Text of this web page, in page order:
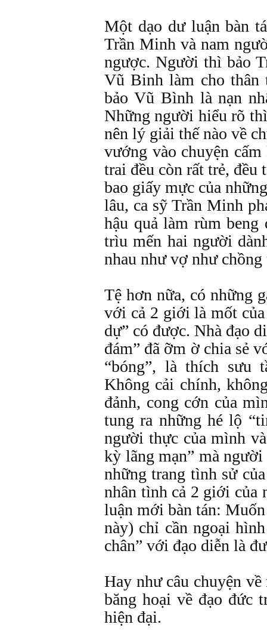
Một dạo dư luận bàn
Trần Minh và nam
ngược. Người thì bảo
Vũ Binh làm cho thân
bảo Vũ Bình là nạn
Những người hiểu rõ
nên lý giải thế nào về
vướng vào chuyện
trai đều còn rất trẻ,
bao giấy mực của
lâu, ca sỹ Trần Minh
hậu quả làm rùm
trìu mến hai người
nhau như vợ như
Tệ hơn nữa, có những
với cả 2 giới là mốt
dự” có được. Nhà đạo
đám” đã ỡm ờ chia sẻ
“bóng”, là thích sưu
Không cải chính,
đảnh, cong cớn của
tung ra những hé lộ
người thực của mình
kỳ lãng mạn” mà
những trang tình sử
nhân tình cả 2 giới của
luận mới bàn tán:
này) chỉ cần ngoại
chân” với đạo diễn là
Hay như câu chuyện
băng hoại về đạo đức
hiện đại.